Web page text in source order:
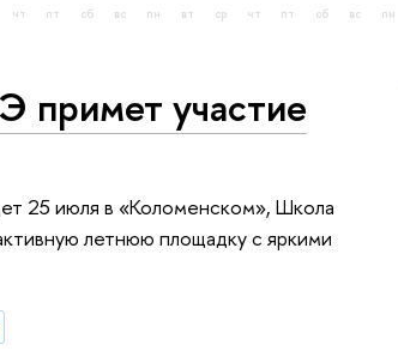
чт пт сб вс пн вт ср чт пт сб вс пн
участие
25 июля в «Коломенском», Школа
летнюю площадку с яркими